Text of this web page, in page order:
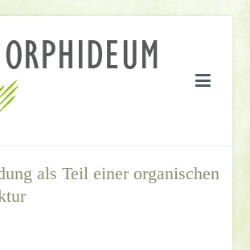
als Teil einer organischen